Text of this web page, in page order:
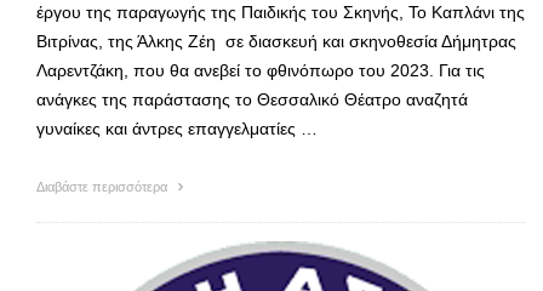
έργου της παραγωγής της Παιδικής του Σκηνής, Το Καπλάνι της
Βιτρίνας, της Άλκης Ζέη σε διασκευή και σκηνοθεσία Δήμητρας
Λαρεντζάκη, που θα ανεβεί το φθινόπωρο του 2023. Για τις
ανάγκες της παράστασης το Θεσσαλικό Θέατρο αναζητά
γυναίκες και άντρες επαγγελματίες …
Διαβάστε περισσότερα